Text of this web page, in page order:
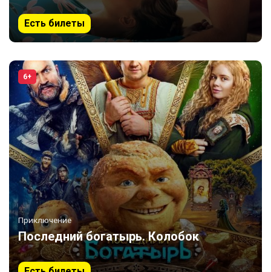
Есть билеты
6+
Приключение
Последний богатырь. Колобок